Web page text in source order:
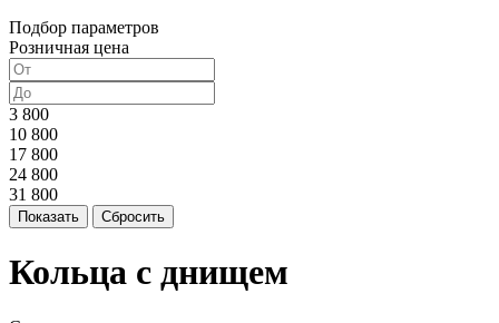
Подбор параметров
Розничная цена
3 800
10 800
17 800
24 800
31 800
Кольца с днищем